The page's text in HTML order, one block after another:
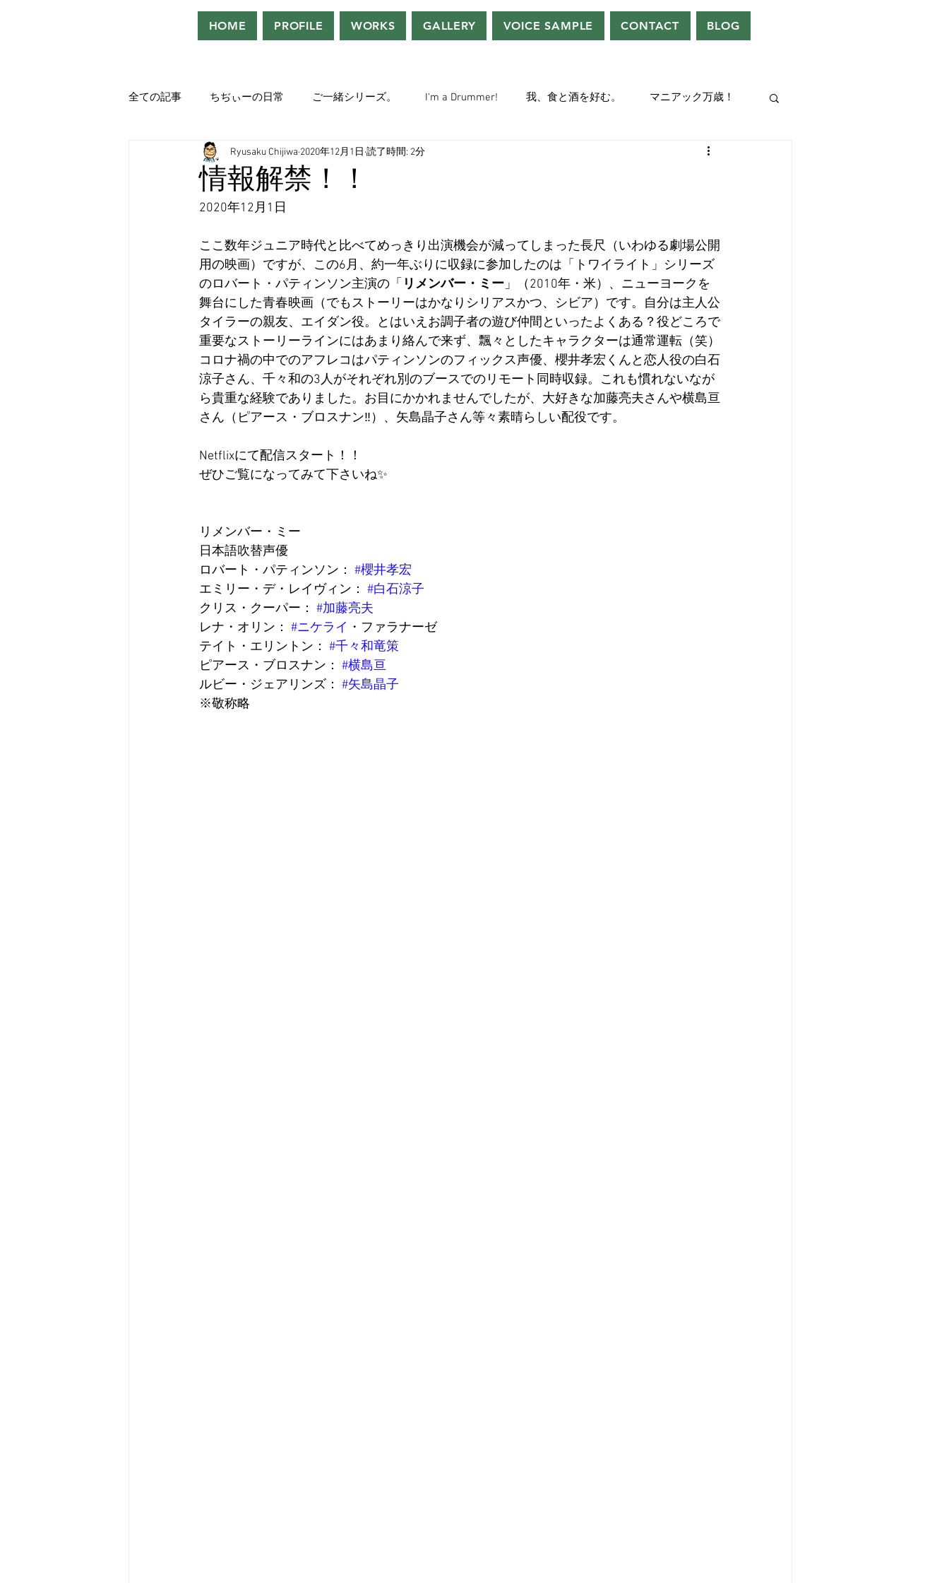
HOME PROFILE WORKS GALLERY VOICE SAMPLE CONTACT BLOG
全ての記事 ちぢぃーの日常 ご一緒シリーズ。 I'm a Drummer! 我、食と酒を好む。 マニアック万歳！
役者として、声優として。 ちぢぃー的VOWネタ。
吹き替えが好き！！ 「ウルトラ」の世界。
Saturdeay Scrapbook タツロー・マニア一年生。 ぬこ日記。 ＡＩ落書きシリーズ。
情報解禁！！
Ryusaku Chijiwa 2020年12月1日 読了時間: 2分
2020年12月1日
ここ数年ジュニア時代と比べてめっきり出演機会が減ってしまった長尺（いわゆる劇場公開
用の映画）ですが、この6月、約一年ぶりに収録に参加したのは「トワイライト」シリーズ
のロバート・パティンソン主演の「 リメンバー・ミー 」（2010年・米）、ニューヨークを
舞台にした青春映画（でもストーリーはかなりシリアスかつ、シビア）です。自分は主人公
タイラーの親友、エイダン役。とはいえお調子者の遊び仲間といったよくある？役どころで
重要なストーリーラインにはあまり絡んで来ず、飄々としたキャラクターは通常運転（笑）
コロナ禍の中でのアフレコはパティンソンのフィックス声優、櫻井孝宏くんと恋人役の白石
涼子さん、千々和の3人がそれぞれ別のブースでのリモート同時収録。これも慣れないなが
ら貴重な経験でありました。お目にかかれませんでしたが、大好きな加藤亮夫さんや横島亘
さん（ピアース・ブロスナン‼︎）、矢島晶子さん等々素晴らしい配役です。
Netflixにて配信スタート！！
ぜひご覧になってみて下さいね✨
リメンバー・ミー
日本語吹替声優
ロバート・パティンソン： #櫻井孝宏
エミリー・デ・レイヴィン： #白石涼子
クリス・クーパー： #加藤亮夫
レナ・オリン： #ニケライ ・ファラナーゼ
テイト・エリントン： #千々和竜策
ピアース・ブロスナン： #横島亘
ルビー・ジェアリンズ： #矢島晶子
※敬称略